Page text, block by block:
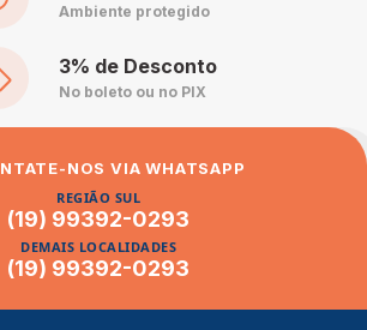
NOS VIA WHATSAPP
REGIÃO SUL
(19) 99392-0293
DEMAIS LOCALIDADES
(19) 99392-0293
Ambiente protegido
3% de Desconto
No boleto ou no PIX